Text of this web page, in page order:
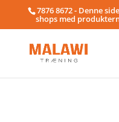
7876 8672 - Denne
shops med